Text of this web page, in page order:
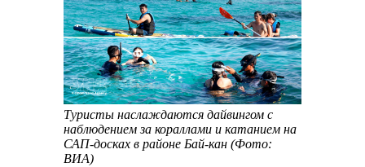
Туристы наслаждаются дайвингом с
наблюдением за кораллами и катанием на
САП-досках в районе Бай-кан (Фото:
ВИА)